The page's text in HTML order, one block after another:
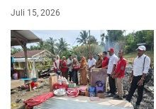
Jambo Aye yang Merawat
Khusus
Juli 15, 2026